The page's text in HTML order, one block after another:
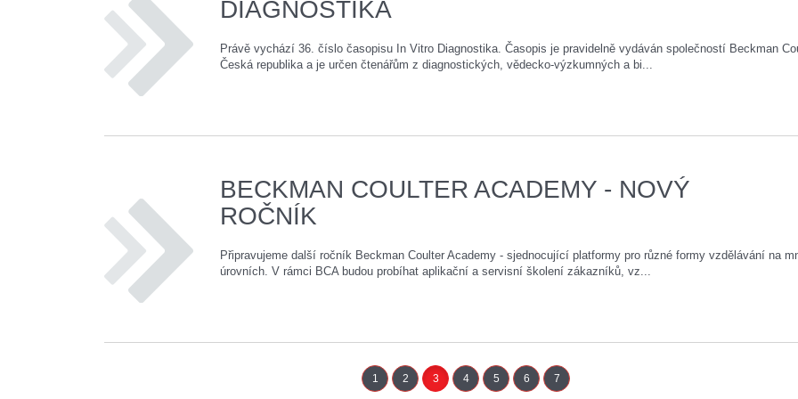
DIAGNOSTIKA
Právě vychází 36. číslo časopisu In Vitro Diagnostika. Časopis je pravidelně vydáván společností Beckman
Česká republika a je určen čtenářům z diagnostických, vědecko-výzkumných a bi...
BECKMAN COULTER ACADEMY - NOVÝ
ROČNÍK
Připravujeme další ročník Beckman Coulter Academy - sjednocující platformy pro různé formy vzdělávání na
úrovních. V rámci BCA budou probíhat aplikační a servisní školení zákazníků, vz...
1 2 3 4 5 6 7